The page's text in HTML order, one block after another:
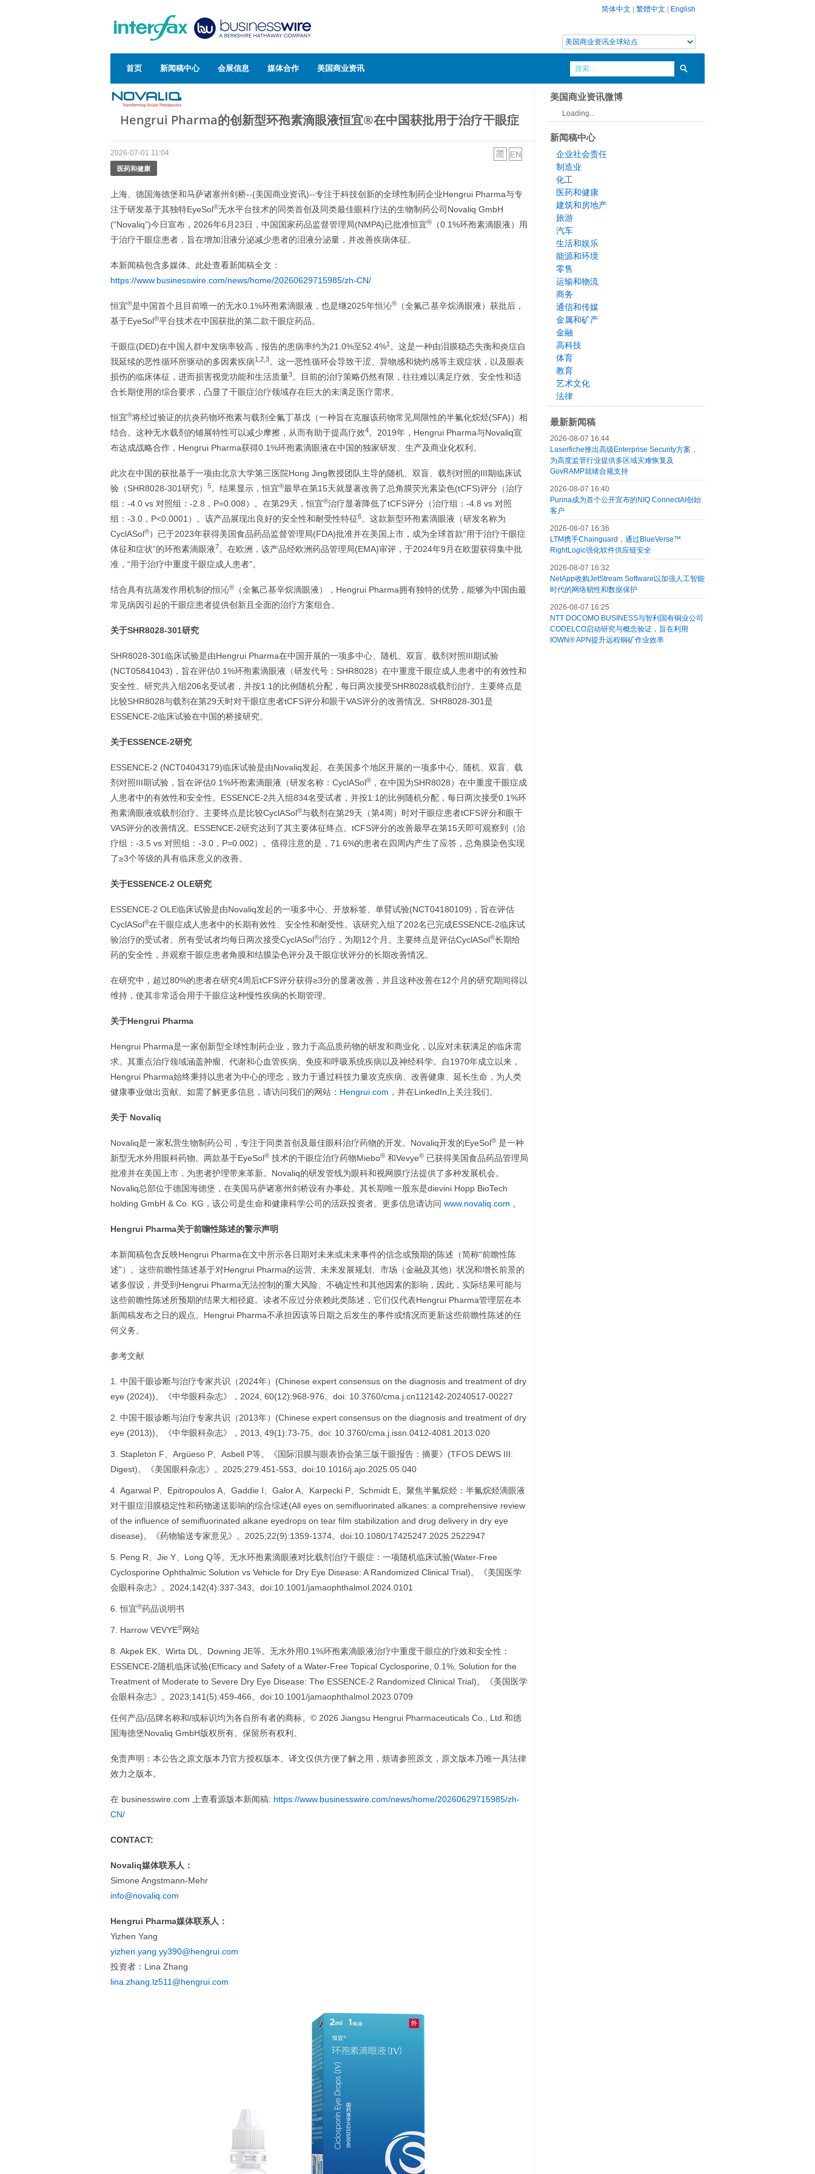
简体中文 繁體中文 English
首页 新闻稿中心 会展信息 媒体合作 美国商业资讯
Hengrui Pharma的创新型环孢素滴眼液恒宜®在中国获批用于治疗干眼症
2026-07-01 11:04
医药和健康
上海、德国海德堡和马萨诸塞州剑桥--(美国商业资讯)--专注于科技创新的全球性制药企业Hengrui Pharma与专
注于研发基于其独特EyeSol®无水平台技术的同类首创及同类最佳眼科疗法的生物制药公司Novaliq GmbH
(“Novaliq”)今日宣布，2026年6月23日，中国国家药品监督管理局(NMPA)已批准恒宜®
（0.1%环孢素滴眼液）用
于治疗干眼症患者，旨在增加泪液分泌减少患者的泪液分泌量，并改善疾病体征。
本新闻稿包含多媒体。此处查看新闻稿全文：
https://www.businesswire.com/news/home/20260629715985/zh-CN/
恒宜®是中国首个且目前唯一的无水0.1%环孢素滴眼液，也是继2025年恒沁®
（全氟己基辛烷滴眼液）获批后，
基于EyeSol®平台技术在中国获批的第二款干眼症药品。
干眼症(DED)在中国人群中发病率较高，报告的患病率约为21.0%至52.4%1 。这是一种由泪膜稳态失衡和炎症自
我延续的恶性循环所驱动的多因素疾病1,2,3。这一恶性循环会导致干涩、异物感和烧灼感等主观症状，以及眼表
损伤的临床体征，进而损害视觉功能和生活质量3。目前的治疗策略仍然有限，往往难以满足疗效、安全性和适
合长期使用的综合要求，凸显了干眼症治疗领域存在巨大的未满足医疗需求。
恒宜®将经过验证的抗炎药物环孢素与载剂全氟丁基戊（一种旨在克服该药物常见局限性的半氟化烷烃(SFA)）相
结合。这种无水载剂的铺展特性可以减少摩擦，从而有助于提高疗效4。2019年，Hengrui Pharma与Novaliq宣
布达成战略合作，Hengrui Pharma获得0.1%环孢素滴眼液在中国的独家研发、生产及商业化权利。
此次在中国的获批基于一项由北京大学第三医院Hong Jing教授团队主导的随机、双盲、载剂对照的III期临床试
验（SHR8028-301研究）
5。结果显示，恒宜®最早在第15天就显著改善了总角膜荧光素染色(tCFS)评分（治疗
组：-4.0 vs 对照组：-2.8，P=0.008）。在第29天，恒宜®治疗显著降低了tCFS评分（治疗组：-4.8 vs 对照
组：-3.0，P<0.0001）。该产品展现出良好的安全性和耐受性特征6。这款新型环孢素滴眼液（研发名称为
CyclASol®）已于2023年获得美国食品药品监督管理局(FDA)批准并在美国上市，成为全球首款“用于治疗干眼症
体征和症状”的环孢素滴眼液7。在欧洲，该产品经欧洲药品管理局(EMA)审评，于2024年9月在欧盟获得集中批
准，“用于治疗中重度干眼症成人患者”。
结合具有抗蒸发作用机制的恒沁®
（全氟己基辛烷滴眼液），Hengrui Pharma拥有独特的优势，能够为中国由最
常见病因引起的干眼症患者提供创新且全面的治疗方案组合。
关于SHR8028-301研究
SHR8028-301临床试验是由Hengrui Pharma在中国开展的一项多中心、随机、双盲、载剂对照III期试验
(NCT05841043)，旨在评估0.1%环孢素滴眼液（研发代号：SHR8028）在中重度干眼症成人患者中的有效性和
安全性。研究共入组206名受试者，并按1:1的比例随机分配，每日两次接受SHR8028或载剂治疗。主要终点是
比较SHR8028与载剂在第29天时对干眼症患者tCFS评分和眼干VAS评分的改善情况。SHR8028-301是
ESSENCE-2临床试验在中国的桥接研究。
关于ESSENCE-2研究
ESSENCE-2 (NCT04043179)临床试验是由Novaliq发起、在美国多个地区开展的一项多中心、随机、双盲、载
剂对照III期试验，旨在评估0.1%环孢素滴眼液（研发名称：CyclASol® ，在中国为SHR8028）在中重度干眼症成
人患者中的有效性和安全性。ESSENCE-2共入组834名受试者，并按1:1的比例随机分配，每日两次接受0.1%环
孢素滴眼液或载剂治疗。主要终点是比较CyclASol®与载剂在第29天（第4周）时对干眼症患者tCFS评分和眼干
VAS评分的改善情况。ESSENCE-2研究达到了其主要体征终点。tCFS评分的改善最早在第15天即可观察到（治
疗组：-3.5 vs 对照组：-3.0，P=0.002）。值得注意的是，71.6%的患者在四周内产生了应答，总角膜染色实现
了≥3个等级的具有临床意义的改善。
关于ESSENCE-2 OLE研究
ESSENCE-2 OLE临床试验是由Novaliq发起的一项多中心、开放标签、单臂试验(NCT04180109)，旨在评估
CyclASol®在干眼症成人患者中的长期有效性、安全性和耐受性。该研究入组了202名已完成ESSENCE-2临床试
验治疗的受试者。所有受试者均每日两次接受CyclASol®治疗，为期12个月。主要终点是评估CyclASol®长期给
药的安全性，并观察干眼症患者角膜和结膜染色评分及干眼症状评分的长期改善情况。
在研究中，超过80%的患者在研究4周后tCFS评分获得≥3分的显著改善，并且这种改善在12个月的研究期间得以
维持，使其非常适合用于干眼症这种慢性疾病的长期管理。
关于Hengrui Pharma
Hengrui Pharma是一家创新型全球性制药企业，致力于高品质药物的研发和商业化，以应对未获满足的临床需
求。其重点治疗领域涵盖肿瘤、代谢和心血管疾病、免疫和呼吸系统疾病以及神经科学。自1970年成立以来，
Hengrui Pharma始终秉持以患者为中心的理念，致力于通过科技力量攻克疾病、改善健康、延长生命，为人类
健康事业做出贡献。如需了解更多信息，请访问我们的网站： Hengrui.com ，并在LinkedIn上关注我们。
关于 Novaliq
Novaliq是一家私营生物制药公司，专注于同类首创及最佳眼科治疗药物的开发。Novaliq开发的EyeSol® 是一种
新型无水外用眼科药物。两款基于EyeSol® 技术的干眼症治疗药物Miebo® 和Vevye® 已获得美国食品药品管理局
批准并在美国上市，为患者护理带来革新。Novaliq的研发管线为眼科和视网膜疗法提供了多种发展机会。
Novaliq总部位于德国海德堡，在美国马萨诸塞州剑桥设有办事处。其长期唯一股东是dievini Hopp BioTech
holding GmbH & Co. KG，该公司是生命和健康科学公司的活跃投资者。更多信息请访问 www.novaliq.com 。
Hengrui Pharma关于前瞻性陈述的警示声明
本新闻稿包含反映Hengrui Pharma在文中所示各日期对未来或未来事件的信念或预期的陈述（简称“前瞻性陈
述”）。这些前瞻性陈述基于对Hengrui Pharma的运营、未来发展规划、市场（金融及其他）状况和增长前景的
诸多假设，并受到Hengrui Pharma无法控制的重大风险、不确定性和其他因素的影响，因此，实际结果可能与
这些前瞻性陈述所预期的结果大相径庭。读者不应过分依赖此类陈述，它们仅代表Hengrui Pharma管理层在本
新闻稿发布之日的观点。Hengrui Pharma不承担因该等日期之后发生的事件或情况而更新这些前瞻性陈述的任
何义务。
参考文献
中国干眼诊断与治疗专家共识（2024年）(Chinese expert consensus on the diagnosis and treatment of dry
eye (2024))。《中华眼科杂志》，2024, 60(12):968-976。doi: 10.3760/cma.j.cn112142-20240517-00227
中国干眼诊断与治疗专家共识（2013年）(Chinese expert consensus on the diagnosis and treatment of dry
eye (2013))。《中华眼科杂志》，2013, 49(1):73-75。doi: 10.3760/cma.j.issn.0412-4081.2013.020
Stapleton F、Argüeso P、Asbell P等。《国际泪膜与眼表协会第三版干眼报告：摘要》(TFOS DEWS III:
Digest)。《美国眼科杂志》。2025;279:451-553。doi:10.1016/j.ajo.2025.05.040
Agarwal P、Epitropoulos A、Gaddie I、Galor A、Karpecki P、Schmidt E。聚焦半氟烷烃：半氟烷烃滴眼液
对干眼症泪膜稳定性和药物递送影响的综合综述(All eyes on semifluorinated alkanes: a comprehensive review
of the influence of semifluorinated alkane eyedrops on tear film stabilization and drug delivery in dry eye
disease)。《药物输送专家意见》。2025;22(9):1359-1374。doi:10.1080/17425247.2025.2522947
Peng R、Jie Y、Long Q等。无水环孢素滴眼液对比载剂治疗干眼症：一项随机临床试验(Water-Free
Cyclosporine Ophthalmic Solution vs Vehicle for Dry Eye Disease: A Randomized Clinical Trial)。《美国医学
会眼科杂志》。2024;142(4):337-343。doi:10.1001/jamaophthalmol.2024.0101
恒宜®药品说明书
Harrow VEVYE®网站
Akpek EK、Wirta DL、Downing JE等。无水外用0.1%环孢素滴眼液治疗中重度干眼症的疗效和安全性：
ESSENCE-2随机临床试验(Efficacy and Safety of a Water-Free Topical Cyclosporine, 0.1%, Solution for the
Treatment of Moderate to Severe Dry Eye Disease: The ESSENCE-2 Randomized Clinical Trial)。《美国医学
会眼科杂志》。2023;141(5):459-466。doi:10.1001/jamaophthalmol.2023.0709
任何产品/品牌名称和/或标识均为各自所有者的商标。© 2026 Jiangsu Hengrui Pharmaceuticals Co., Ltd.和德
国海德堡Novaliq GmbH版权所有。保留所有权利。
免责声明：本公告之原文版本乃官方授权版本。译文仅供方便了解之用，烦请参照原文，原文版本乃唯一具法律
效力之版本。
在 businesswire.com 上查看源版本新闻稿: https://www.businesswire.com/news/home/20260629715985/zh-
CN/
CONTACT:
Novaliq媒体联系人：
Simone Angstmann-Mehr
info@novaliq.com
Hengrui Pharma媒体联系人：
Yizhen Yang
yizhen.yang.yy390@hengrui.com
投资者：Lina Zhang
lina.zhang.lz511@hengrui.com
美国商业资讯微博
Loading...
新闻稿中心
企业社会责任
制造业
化工
医药和健康
建筑和房地产
旅游
汽车
生活和娱乐
能源和环境
零售
运输和物流
商务
通信和传媒
金属和矿产
金融
高科技
体育
教育
艺术文化
法律
最新新闻稿
2026-08-07 16:44
Laserfiche推出高级Enterprise Security方案，
为高度监管行业提供多区域灾难恢复及
GovRAMP就绪合规支持
2026-08-07 16:40
Purina成为首个公开宣布的NIQ ConnectAI创始
客户
2026-08-07 16:36
LTM携手Chainguard，通过BlueVerse™
RightLogic强化软件供应链安全
2026-08-07 16:32
NetApp收购JetStream Software以加强人工智能
时代的网络韧性和数据保护
2026-08-07 16:25
NTT DOCOMO BUSINESS与智利国有铜业公司
CODELCO启动研究与概念验证，旨在利用
IOWN® APN提升远程铜矿作业效率